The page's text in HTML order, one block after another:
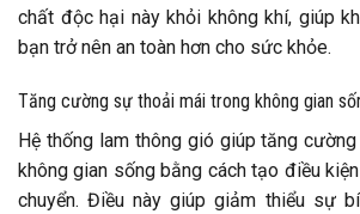
chất độc hại này khỏi không khí, giúp
bạn trở nên an toàn hơn cho sức khỏe.
Tăng cường sự thoải mái trong không gian
Hệ thống lam thông gió giúp tăng
không gian sống bằng cách tạo điều
chuyển. Điều này giúp giảm thiểu sự